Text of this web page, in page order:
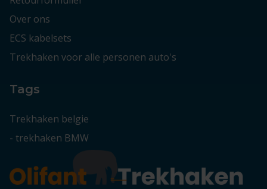
Over ons
ECS kabelsets
Trekhaken voor alle personen auto's
Tags
Trekhaken belgie
- trekhaken BMW